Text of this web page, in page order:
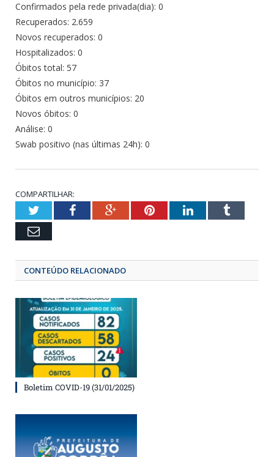
Confirmados pela rede privada(dia): 0
Recuperados: 2.659
Novos recuperados: 0
Hospitalizados: 0
Óbitos total: 57
Óbitos no município: 37
Óbitos em outros municípios: 20
Novos óbitos: 0
Análise: 0
Swab positivo (nas últimas 24h): 0
COMPARTILHAR:
TwitterFacebookGoogle+Pinterest
LinkedIn
Email
CONTEÚDO RELACIONADO
Boletim COVID-19 (31/01/2025)